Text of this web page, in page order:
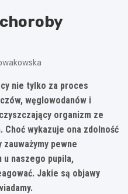
nie tylko za proces
węglowodanów i
organizm ze
wykazuje ona zdolność
pewne
u naszego pupila,
Jakie są objawy